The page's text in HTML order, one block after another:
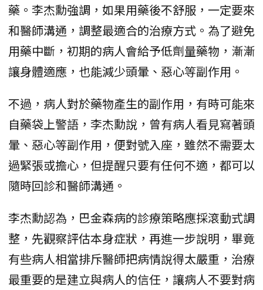
藥。李杰勳強調，如果用藥後不舒服，一定要來
和醫師溝通，調整最適合的治療方式。為了避免
用藥中斷，初期的病人會給予低劑量藥物，漸漸
讓身體適應，也能減少頭暈、惡心等副作用。
不過，病人對於藥物產生的副作用，有時可能來
自藥袋上警語，李杰勳說，曾有病人看見寫著頭
暈、惡心等副作用，便對號入座，雖然不需要太
過緊張或擔心，但提醒只要有任何不適，都可以
隨時回診和醫師溝通。
李杰勳認為，巴金森病的診療策略應採滾動式調
整，先觀察評估本身症狀，再進一步說明，畢竟
有些病人相當排斥醫師把病情說得太嚴重，治療
最重要的是建立與病人的信任，讓病人不要對病